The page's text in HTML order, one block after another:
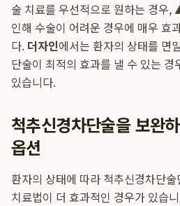
술 치료를 우선적으로 원하는 경우
인해 수술이 어려운 경우에 매우 효
다. 더자인에서는 환자의 상태를 면
단술이 최적의 효과를 낼 수 있는
있습니다.
척추신경차단술을 보완
옵션
환자의 상태에 따라 척추신경차단
치료법이 더 효과적인 경우가 있습